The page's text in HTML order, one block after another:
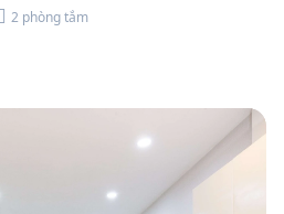
2 phòng tắm